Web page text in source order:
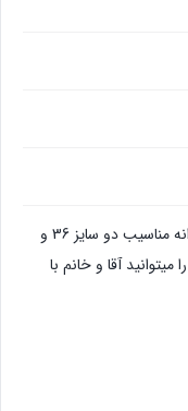
هودی اسپورت زنانه مردانه مناسیب دو سایز 36 و
میتوانید آقا و خانم با